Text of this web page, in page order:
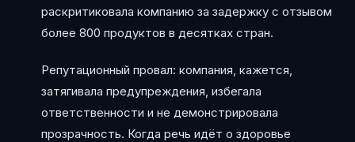
раскритиковала компанию за задержку с отзывом
более 800 продуктов в десятках стран.
Репутационный провал: компания, кажется,
затягивала предупреждения, избегала
ответственности и не демонстрировала
прозрачность. Когда речь идёт о здоровье